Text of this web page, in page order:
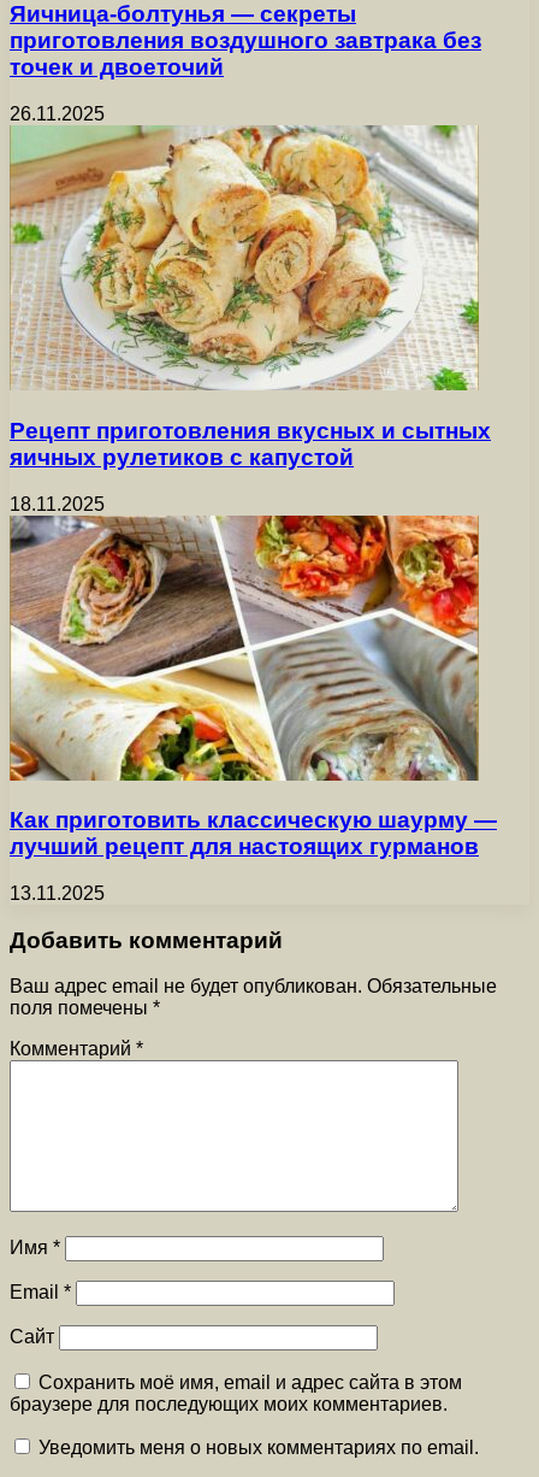
Яичница-болтунья — секреты
приготовления воздушного завтрака без
точек и двоеточий
26.11.2025
Рецепт приготовления вкусных и сытных
яичных рулетиков с капустой
18.11.2025
Как приготовить классическую шаурму —
лучший рецепт для настоящих гурманов
13.11.2025
Добавить комментарий
Ваш адрес email не будет опубликован. Обязательные
поля помечены *
Комментарий *
Имя *
Email *
Сайт
Сохранить моё имя, email и адрес сайта в этом
браузере для последующих моих комментариев.
Уведомить меня о новых комментариях по email.